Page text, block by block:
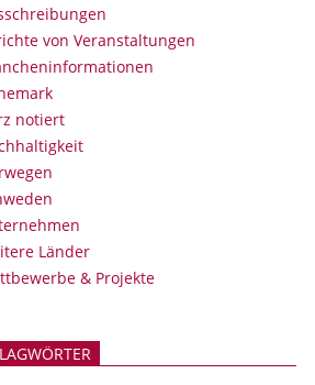
von Veranstaltungen
notiert
Länder
& Projekte